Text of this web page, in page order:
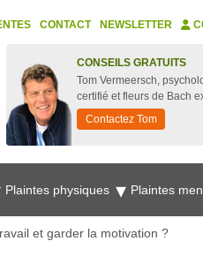
CONTACT NEWSLETTER
CONSEILS GRATUITS
Tom Vermeersch,
certifié et fleurs de Bach
Contactez Tom
Plaintes physiques Plaintes
et garder la motivation ?